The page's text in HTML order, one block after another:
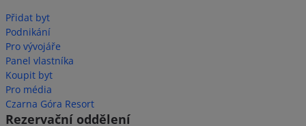
Přidat byt
Podnikání
Pro vývojáře
Panel vlastníka
Koupit byt
Pro média
Czarna Góra Resort
Rezervační oddělení